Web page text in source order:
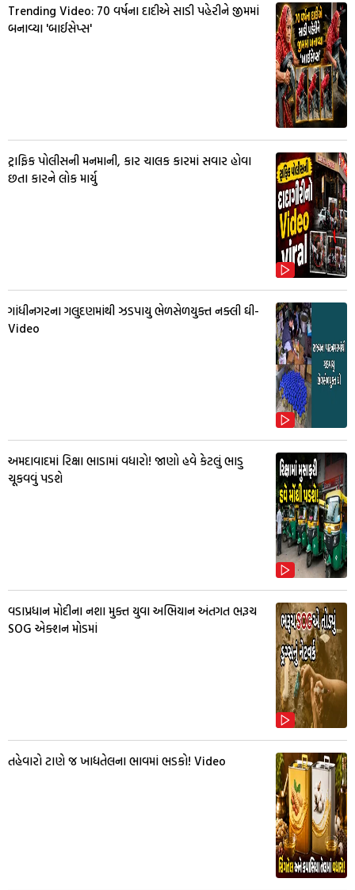
Trending Video: 70 વર્ષના દાદીએ સાડી પહેરીને જીમમાં
બનાવ્યા 'બાઈસેપ્સ'
ટ્રાફિક પોલીસની મનમાની, કાર ચાલક કારમાં સવાર હોવા
છતા કારને લોક માર્યુ
ગાંધીનગરના ગલુદણમાંથી ઝડપાયુ ભેળસેળયુક્ત નક્લી ઘી-
Video
અમદાવાદમાં રિક્ષા ભાડામાં વધારો! જાણો હવે કેટલું ભાડુ
ચૂકવવું પડશે
વડાપ્રધાન મોદીના નશા મુક્ત યુવા અભિયાન અંતગત ભરૂચ
SOG એક્શન મોડમાં
તહેવારો ટાણે જ ખાદ્યતેલના ભાવમાં ભડકો! Video